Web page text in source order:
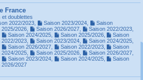
France
et doublettes
2022/2023, Saison 2023/2024,
Saison
2025/2026, Saison 2026/2027, Saison 2022/2023,
Saison 2024/2025, Saison 2025/2026,
Saison
2022/2023, Saison 2023/2024, Saison 2024/2025,
Saison 2026/2027, Saison 2022/2023,
Saison
2024/2025, Saison 2025/2026, Saison 2026/2027,
Saison 2023/2024, Saison 2024/2025,
Saison
2026/2027